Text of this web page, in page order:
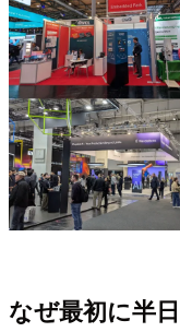
なぜ最初に半